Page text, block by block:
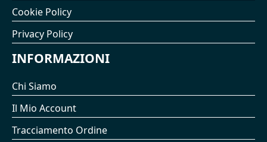
Cookie Policy
Privacy Policy
INFORMAZIONI
Chi Siamo
Il Mio Account
Tracciamento Ordine